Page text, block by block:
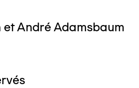
et André Adamsbaum